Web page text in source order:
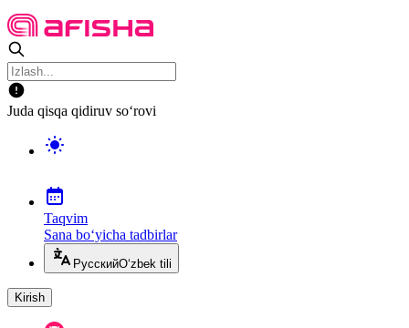
Juda qisqa qidiruv so‘rovi
Taqvim
Sana bo‘yicha tadbirlar
РусскийO‘zbek tili
Kirish